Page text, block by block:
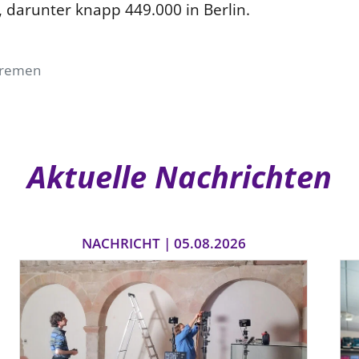
darunter knapp 449.000 in Berlin.
Aktuelle Nachrichten
NACHRICHT | 05.08.2026